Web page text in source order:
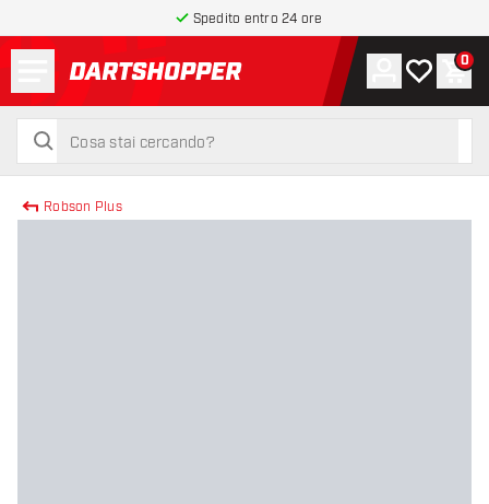
Spedito entro 24 ore
torna alla home page
cerca
cerca
Account
La mia0
Robson Plus